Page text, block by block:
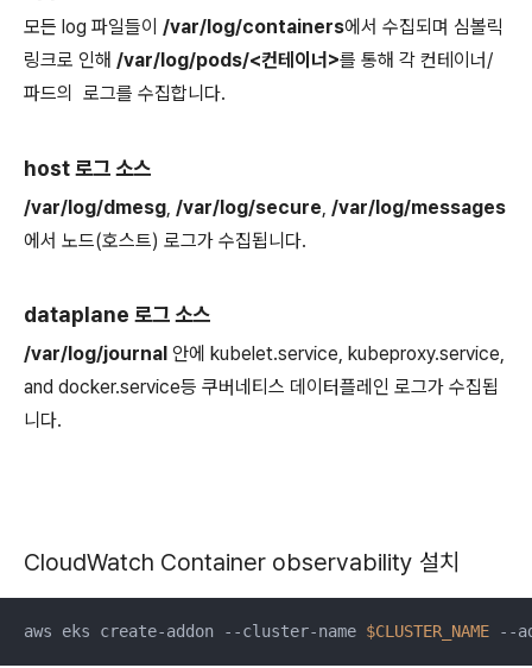
모든 log 파일들이 /var/log/containers에서 수집되며 심볼릭
링크로 인해 /var/log/pods/<컨테이너>를 통해 각 컨테이너/
파드의 로그를 수집합니다.
host 로그 소스
/var/log/dmesg, /var/log/secure, /var/log/messages
에서 노드(호스트) 로그가 수집됩니다.
dataplane 로그 소스
/var/log/journal 안에 kubelet.service, kubeproxy.service,
and docker.service등 쿠버네티스 데이터플레인 로그가 수집됩
니다.
CloudWatch Container observability 설치
aws eks create-addon --cluster-name $CLUSTER_NAME --